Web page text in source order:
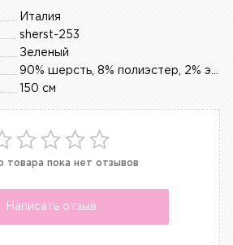
Италия
sherst-253
Зеленый
150 см
товара пока нет отзывов
Написать отзыв